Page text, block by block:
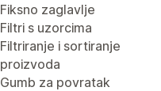
Fiksno zaglavlje
Filtri s uzorcima
Filtriranje i sortiranje
proizvoda
Gumb za povratak